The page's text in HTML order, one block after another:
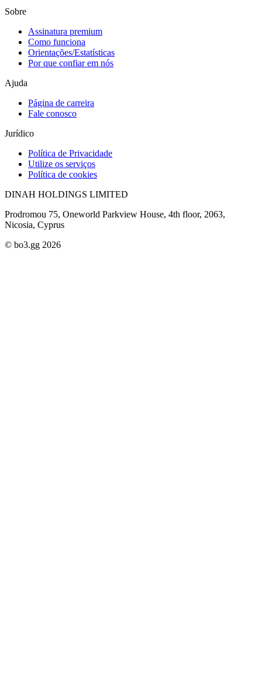
Sobre
Assinatura premium
Como funciona
Orientações/Estatísticas
Por que confiar em nós
Ajuda
Página de carreira
Fale conosco
Jurídico
Política de Privacidade
Utilize os serviços
Política de cookies
DINAH HOLDINGS LIMITED
Prodromou 75, Oneworld Parkview House, 4th floor, 2063,
Nicosia, Cyprus
© bo3.gg 2026